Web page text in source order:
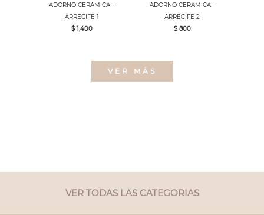
ADORNO CERAMICA -
ARRECIFE 1
$ 1,400
ADORNO CERAMICA -
ARRECIFE 2
$ 800
VER MÁS
VER TODAS LAS CATEGORIAS